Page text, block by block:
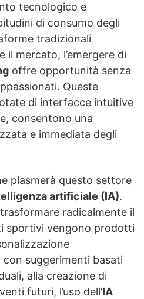
tecnologico e
di consumo degli
tradizionali
il mercato, l’emergere di
offre opportunità senza
Queste
di interfacce intuitive
consentono una
e immediata degli
plasmerà questo settore
artificiale (IA).
radicalmente il
sportivi vengono prodotti
con suggerimenti basati
alla creazione di
futuri, l’uso dell’IA